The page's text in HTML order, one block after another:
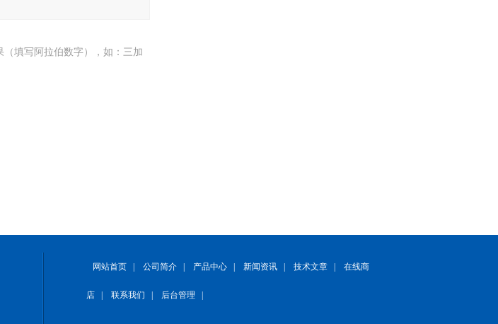
（填写阿拉伯数字），如：三加
网站首页 公司简介 产品中心 新闻资讯 技术文章 在线商
店 联系我们 后台管理